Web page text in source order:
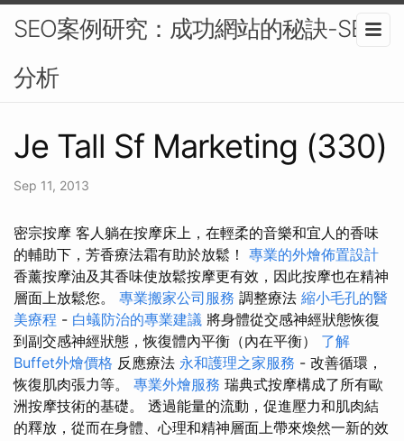
SEO案例研究：成功網站的秘訣-SEO
分析
Je Tall Sf Marketing (330)
Sep 11, 2013
密宗按摩 客人躺在按摩床上，在輕柔的音樂和宜人的香味
的輔助下，芳香療法霜有助於放鬆！ 專業的外燴佈置設計
香薰按摩油及其香味使放鬆按摩更有效，因此按摩也在精神
層面上放鬆您。 專業搬家公司服務 調整療法 縮小毛孔的醫
美療程 - 白蟻防治的專業建議 將身體從交感神經狀態恢復
到副交感神經狀態，恢復體內平衡（內在平衡） 了解
Buffet外燴價格 反應療法 永和護理之家服務 - 改善循環，
恢復肌肉張力等。 專業外燴服務 瑞典式按摩構成了所有歐
洲按摩技術的基礎。 透過能量的流動，促進壓力和肌肉結
的釋放，從而在身體、心理和精神層面上帶來煥然一新的效